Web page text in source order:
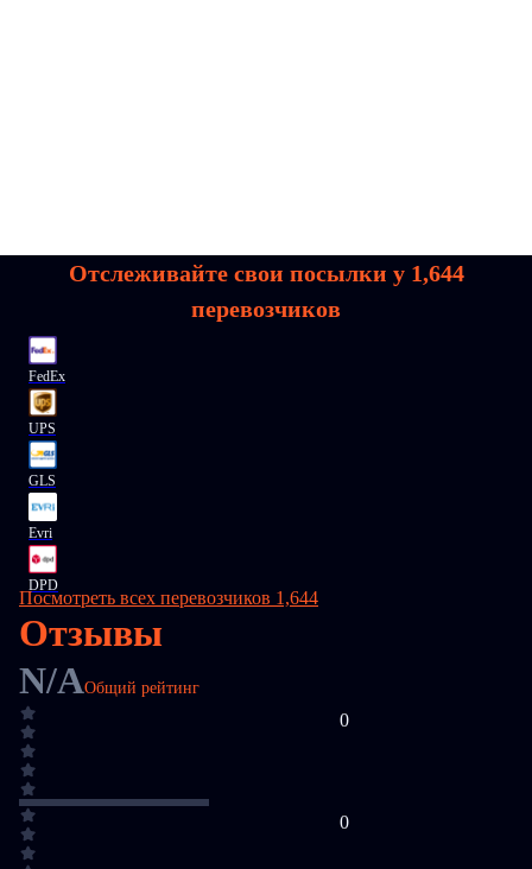
Отслеживайте свои посылки у 1,644
перевозчиков
FedEx
UPS
GLS
Evri
DPD
Посмотреть всех перевозчиков 1,644
Отзывы
N/AОбщий рейтинг
0
0